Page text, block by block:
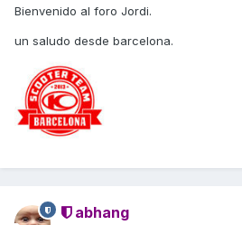
Bienvenido al foro Jordi.
un saludo desde barcelona.
abhang